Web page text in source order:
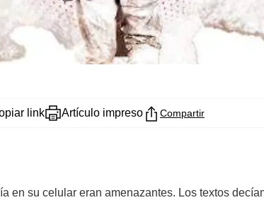
link Artículo impreso Compartir
en su celular eran amenazantes. Los textos